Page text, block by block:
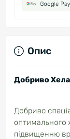
Google Pay
Опис
Добриво
Добриво
оптимального
підвищенню